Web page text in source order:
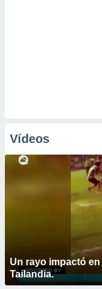
Vídeos
Un rayo impactó
Tailandia.